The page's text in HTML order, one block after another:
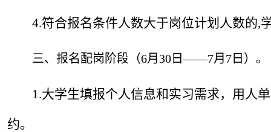
4.符合报名条件人数大于岗位计划人数的,
三、报名配岗阶段（6月30日——7月7日）。
1.大学生填报个人信息和实习需求，用人
约。